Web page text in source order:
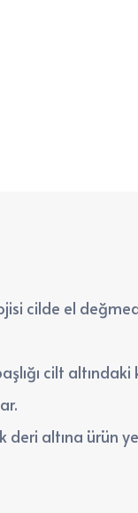
cilde el
cilt
deri altına ürün